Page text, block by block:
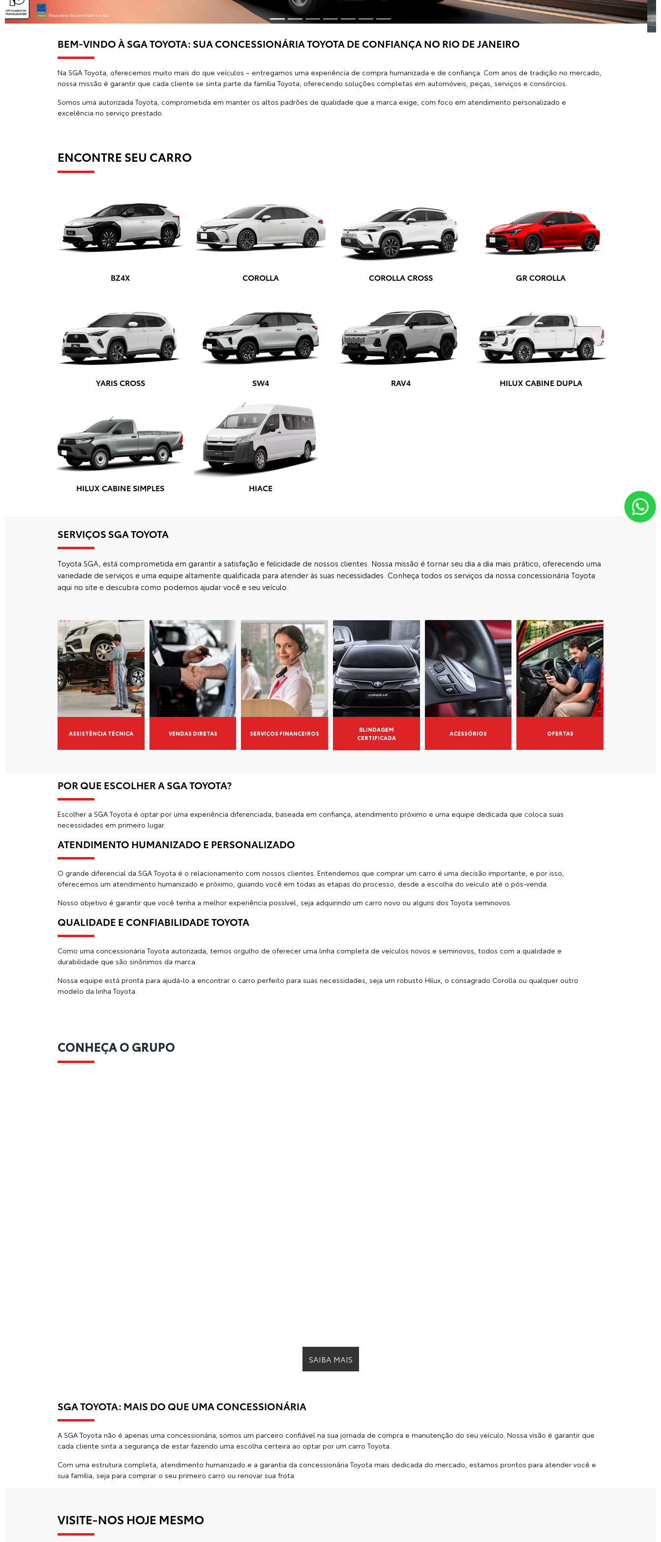
BEM-VINDO À SGA TOYOTA: SUA CONCESSIONÁRIA TOYOTA DE CONFIANÇA NO RIO DE JANEIRO
Na SGA Toyota , oferecemos muito mais do que veículos – entregamos uma experiência de compra humanizada e de confiança. Com anos de tradição no mercado,
nossa missão é garantir que cada cliente se sinta parte da família Toyota, oferecendo soluções completas em automóveis, peças, serviços e consórcios.
Somos uma autorizada Toyota, comprometida em manter os altos padrões de qualidade que a marca exige, com foco em atendimento personalizado e
excelência no serviço prestado.
ENCONTRE SEU CARRO
BZ4X COROLLA COROLLA CROSS GR COROLLA
YARIS CROSS SW4 RAV4 HILUX CABINE DUPLA
HILUX CABINE SIMPLES HIACE
SERVIÇOS SGA TOYOTA
Toyota SGA, está comprometida em garantir a satisfação e felicidade de nossos clientes. Nossa missão é tornar seu dia a dia mais prático, oferecendo uma
variedade de serviços e uma equipe altamente qualificada para atender às suas necessidades. Conheça todos os serviços da nossa concessionária Toyota
aqui no site e descubra como podemos ajudar você e seu veículo.
ASSISTÊNCIA TÉCNICA VENDAS DIRETAS SERVIÇOS FINANCEIROS
BLINDAGEM
CERTIFICADA
ACESSÓRIOS OFERTAS
POR QUE ESCOLHER A SGA TOYOTA?
Escolher a SGA Toyota é optar por uma experiência diferenciada, baseada em confiança, atendimento próximo e uma equipe dedicada que coloca suas
necessidades em primeiro lugar.
ATENDIMENTO HUMANIZADO E PERSONALIZADO
O grande diferencial da SGA Toyota é o relacionamento com nossos clientes. Entendemos que comprar um carro é uma decisão importante, e por isso,
oferecemos um atendimento humanizado e próximo, guiando você em todas as etapas do processo, desde a escolha do veículo até o pós-venda.
Nosso objetivo é garantir que você tenha a melhor experiência possível, seja adquirindo um carro novo ou alguns dos Toyota seminovos
QUALIDADE E CONFIABILIDADE TOYOTA
Como uma concessionária Toyota autorizada, temos orgulho de oferecer uma linha completa de veículos novos e seminovos, todos com a qualidade e
durabilidade que são sinônimos da marca.
Nossa equipe está pronta para ajudá-lo a encontrar o carro perfeito para suas necessidades, seja um robusto Hilux, o consagrado Corolla ou qualquer outro
modelo da linha Toyota.
CONHEÇA O GRUPO
SAIBA MAIS
SGA TOYOTA: MAIS DO QUE UMA CONCESSIONÁRIA
A SGA Toyota não é apenas uma concessionária; somos um parceiro confiável na sua jornada de compra e manutenção do seu veículo. Nossa visão é garantir que
cada cliente sinta a segurança de estar fazendo uma escolha certeira ao optar por um carro Toyota
Com uma estrutura completa, atendimento humanizado e a garantia da concessionária Toyota mais dedicada do mercado, estamos prontos para atender você e
sua família, seja para comprar o seu primeiro carro ou renovar sua frota.
VISITE-NOS HOJE MESMO